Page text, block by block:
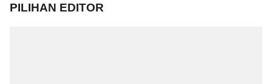
PILIHAN EDITOR